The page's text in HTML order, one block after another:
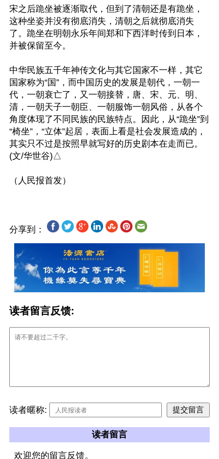
宋之后跪坐被逐渐取代，但到了清朝还是有跪坐，
这种坐姿并没有彻底消失，清朝之后就彻底消失
了。跪坐在明朝永乐年间郑和下西洋时传到日本，
并被保留至今。
中华民族五千年神传文化与其它国家不一样，其它
国家称为“国”，而中国历史的发展是朝代，一朝一
代，一朝衰亡了，又一朝接替，唐、宋、元、明、
清，一朝天子一朝臣、一朝服饰一朝风俗，从各个
角度体现了不同民族的民族特点。因此，从“跪坐”到
“椅坐”，“立体”起居，表面上看是社会发展造成的，
其实只不过是按照早就写好的历史剧本在走而已。
(文/华世谷)△
分享到：
读者留言反馈:
读者暱称:
读者留言
欢迎您的留言反馈。